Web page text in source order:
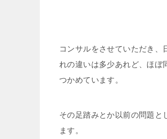
コンサルをさせていただき
れの違いは多少あれど、ほぼ
つかめています。
その足踏みとか以前の問題と
ます。